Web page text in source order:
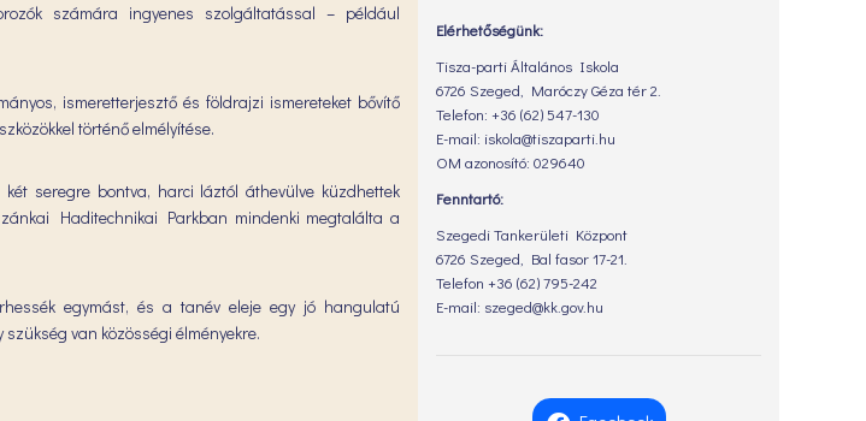
számára ingyenes szolgáltatással – például
ismeretterjesztő és földrajzi ismereteket bővítő
történő elmélyítése.
seregre bontva, harci láztól áthevülve küzdhettek
Haditechnikai Parkban mindenki megtalálta a
egymást, és a tanév eleje egy jó hangulatú
van közösségi élményekre.
Elérhetőségünk:
Tisza-parti Általános Iskola
6726 Szeged, Maróczy Géza tér 2.
Telefon: +36 (62) 547-130
E-mail: iskola@tiszaparti.hu
OM azonosító: 029640
Fenntartó:
Szegedi Tankerületi Központ
6726 Szeged, Bal fasor 17-21.
Telefon +36 (62) 795-242
E-mail: szeged@kk.gov.hu